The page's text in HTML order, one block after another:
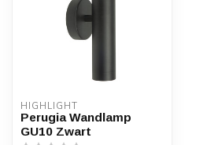
HIGHLIGHT
Perugia Wandlamp
GU10 Zwart